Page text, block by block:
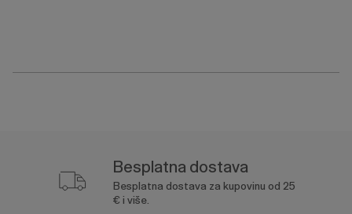
Besplatna dostava
Besplatna dostava za kupovinu od 25
€ i više.